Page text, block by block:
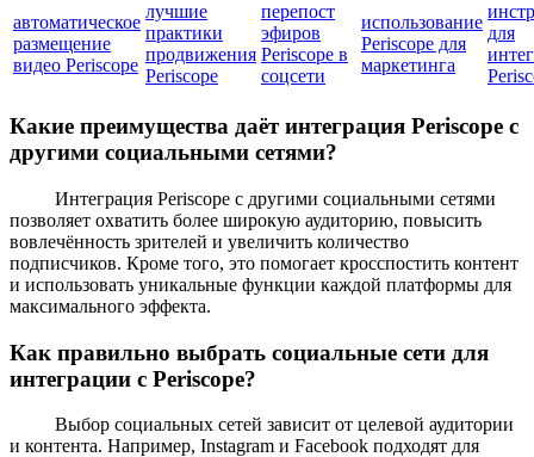
автоматическое
размещение
видео Periscope
лучшие
практики
продвижения
Periscope
перепост
эфиров
Periscope в
соцсети
использование
Periscope для
маркетинга
для
Какие преимущества даёт интеграция Periscope с
другими социальными сетями?
Интеграция Periscope с другими социальными сетями
позволяет охватить более широкую аудиторию, повысить
вовлечённость зрителей и увеличить количество
подписчиков. Кроме того, это помогает кросспостить контент
и использовать уникальные функции каждой платформы для
максимального эффекта.
Как правильно выбрать социальные сети для
интеграции с Periscope?
Выбор социальных сетей зависит от целевой аудитории
и контента. Например, Instagram и Facebook подходят для